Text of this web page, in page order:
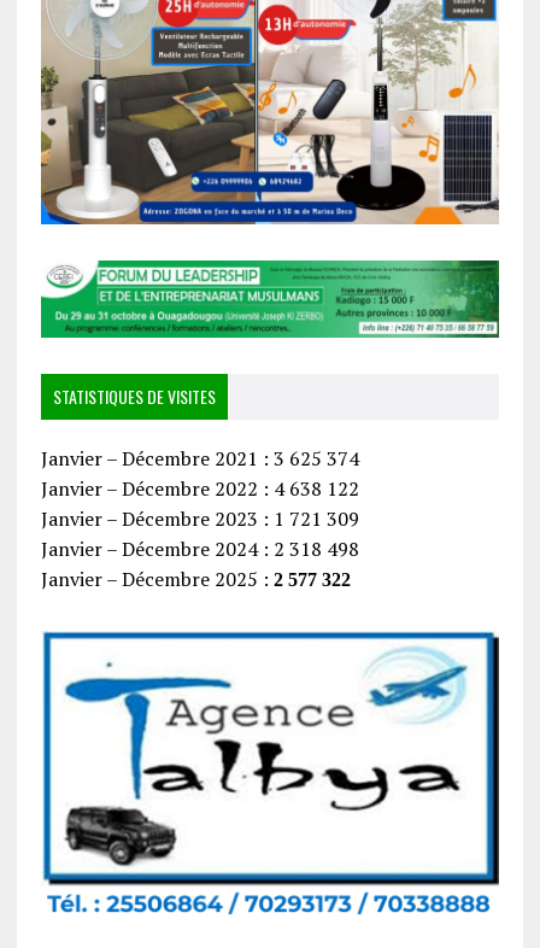
STATISTIQUES DE VISITES
Janvier – Décembre 2021 : 3 625 374
Janvier – Décembre 2022 : 4 638 122
Janvier – Décembre 2023 : 1 721 309
Janvier – Décembre 2024 : 2 318 498
Janvier – Décembre 2025 : 2 577 322